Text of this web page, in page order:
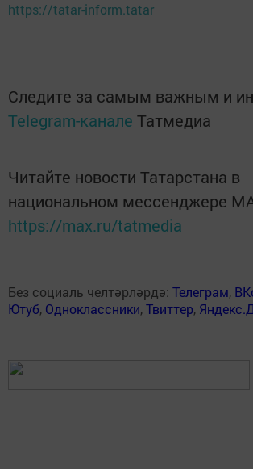
https://tatar-inform.tatar
Следите за самым важным и
Telegram-канале Татмедиа
Читайте новости Татарстана в
национальном мессенджере
https://max.ru/tatmedia
Без социаль челтәрләрдә: Телеграм,
Ютуб, Одноклассники,Твиттер,